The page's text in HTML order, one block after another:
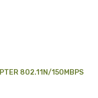
802.11N/150MBPS